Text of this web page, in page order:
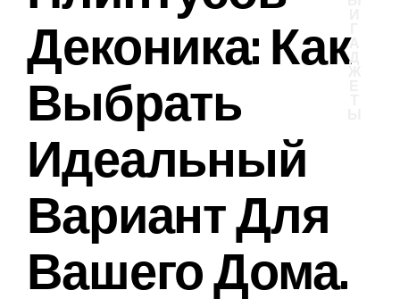
А
Д
Деконика: Как
Выбрать
Идеальный
Вариант Для
Вашего Дома.